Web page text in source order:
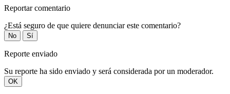
Reportar comentario
¿Está seguro de que quiere denunciar este comentario?
No Sí
Reporte enviado
Su reporte ha sido enviado y será considerada por un moderador.
OK